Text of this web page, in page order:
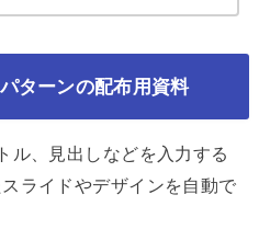
ターンの配布用資料
ル、見出しなどを入力する
ライドやデザインを自動で